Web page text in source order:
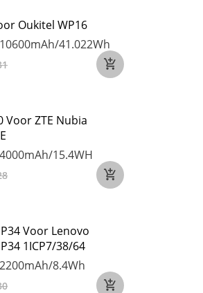
Oukitel WP16
10600mAh/41.022Wh
Voor ZTE Nubia
4000mAh/15.4WH
Voor Lenovo
1ICP7/38/64
2200mAh/8.4Wh